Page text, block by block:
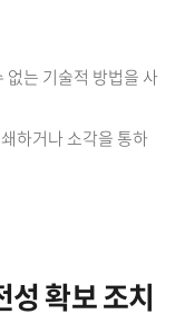
없는 기술적 방법을 사
하거나 소각을 통하
확보 조치